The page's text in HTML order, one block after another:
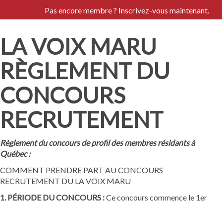
Pas encore membre ? Inscrivez-vous maintenant.
LA VOIX MARU
RÈGLEMENT DU
CONCOURS
RECRUTEMENT
Règlement du concours de profil des membres résidants à
Québec :
COMMENT PRENDRE PART AU CONCOURS
RECRUTEMENT DU LA VOIX MARU
1. PÉRIODE DU CONCOURS :Ce concours commence le 1er